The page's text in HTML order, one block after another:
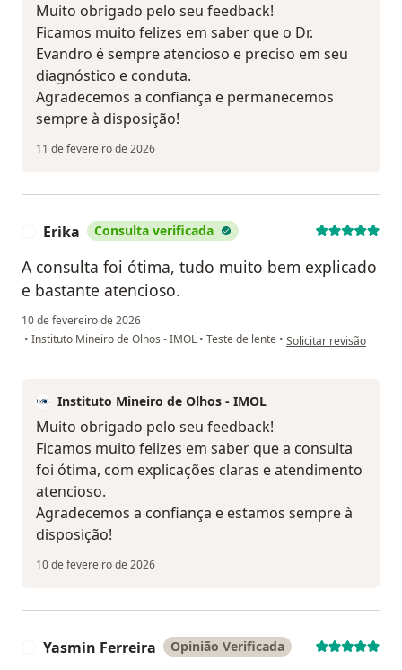
Muito obrigado pelo seu feedback!
Ficamos muito felizes em saber que o Dr.
Evandro é sempre atencioso e preciso em seu
diagnóstico e conduta.
Agradecemos a confiança e permanecemos
sempre à disposição!
11 de fevereiro de 2026
Erika Consulta verificada
A consulta foi ótima, tudo muito bem explicado
e bastante atencioso.
10 de fevereiro de 2026
• Instituto Mineiro de Olhos - IMOL • Teste de lente • na opinião do
Solicitar revisão
Instituto Mineiro de Olhos - IMOL
Muito obrigado pelo seu feedback!
Ficamos muito felizes em saber que a consulta
foi ótima, com explicações claras e atendimento
atencioso.
Agradecemos a confiança e estamos sempre à
disposição!
10 de fevereiro de 2026
Yasmin Ferreira Opinião Verificada